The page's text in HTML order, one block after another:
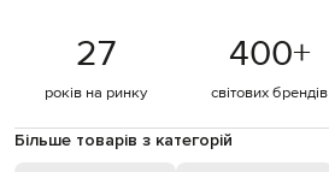
27
років на ринку
400+
світових брендів
Більше товарів з категорій